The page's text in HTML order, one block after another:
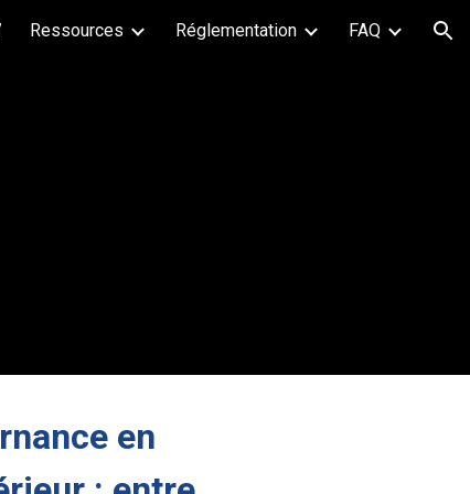
Ressources Réglementation FAQ
en